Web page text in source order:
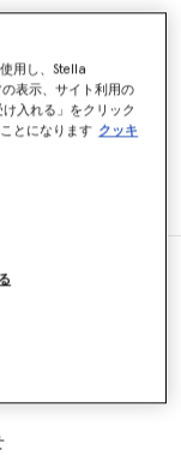
作業で作られま
用し、Stella
表示、サイト利用の
入れる」をクリック
とになります クッキ